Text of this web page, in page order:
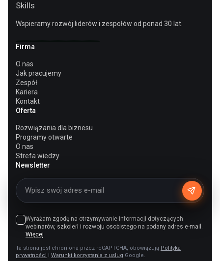
Wspieramy rozwój liderów i zespołów od ponad 30 lat.
Firma
O nas
Jak pracujemy
Zespół
Kariera
Kontakt
Oferta
Rozwiązania dla biznesu
Programy otwarte
O nas
Strefa wiedzy
Newsletter
Wyrażam zgodę na otrzymywanie informacji dotyczących
webinarów, szkoleń i rozwoju osobistego na podany adres e-mail.
Więcej
Ta strona jest chroniona przez reCAPTCHA, obowiązują Polityka
prywatności i Warunki korzystania z usług Google.